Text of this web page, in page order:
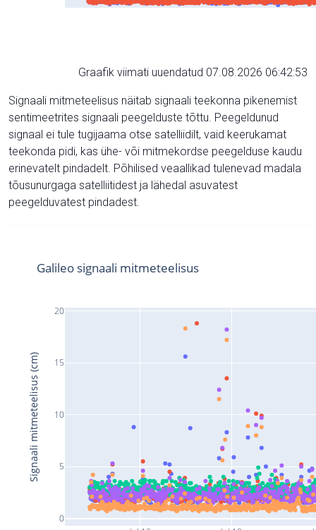
Graafik viimati uuendatud 07.08.2026 06:42:53
Signaali mitmeteelisus näitab signaali teekonna pikenemist
sentimeetrites signaali peegelduste tõttu. Peegeldunud
signaal ei tule tugijaama otse satelliidilt, vaid keerukamat
teekonda pidi, kas ühe- või mitmekordse peegelduse kaudu
erinevatelt pindadelt. Põhilised veaallikad tulenevad madala
tõusunurgaga satelliitidest ja lähedal asuvatest
peegelduvatest pindadest.
0
5
10
15
20
Galileo signaali mitmeteelisus
Signaali mitmeteelisus (cm)